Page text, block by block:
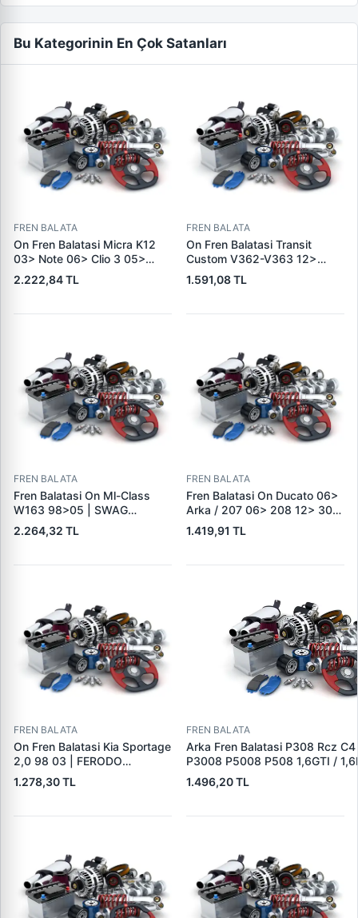
Bu Kategorinin En Çok Satanları
FREN BALATA
On Fren Balatasi Micra K12
03> Note 06> Clio 3 05>
Modus 04> Duster 10>
Logan 04> Dokker 12> G:116
DELPHI LP5005EV | OEM
2.222,84 TL
FREN BALATA
On Fren Balatasi Transit
Custom V362-V363 12>
(Arka Tek Teker) | SKF VKBP
80029 E | OEM BK21 2K021
1.591,08 TL
FREN BALATA
Fren Balatasi On Ml-Class
W163 98>05 | SWAG
10916410 | OEM
A1634201220
2.264,32 TL
FREN BALATA
Fren Balatasi On Ducato 06>
Arka / 207 06> 208 12> 301
12> 307 00> 1007 05> 2008
13> Partner 96> Par | FEBI
1.419,91 TL
FREN BALATA
On Fren Balatasi Kia Sportage
2,0 98 03 | FERODO
FDB1536 | OEM
0K0453323Z
1.278,30 TL
FREN BALATA
Arka Fren Balatasi P308 Rcz
P3008 P5008 P508 1,6GTI /
2,0HDI 07 / 10> | TRW
1.496,20 TL